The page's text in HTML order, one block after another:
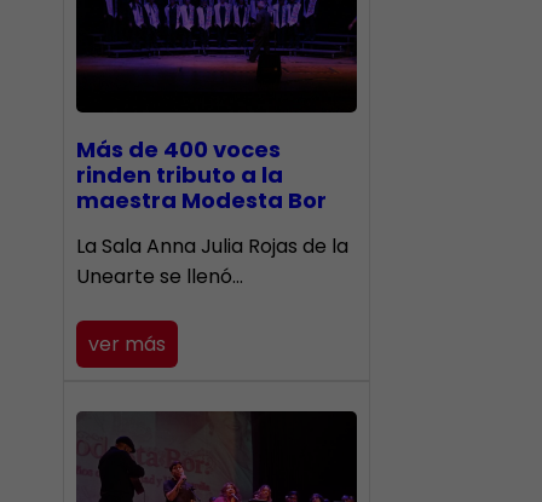
Más de 400 voces
rinden tributo a la
maestra Modesta Bor
​La Sala Anna Julia Rojas de la
Unearte se llenó…
ver más